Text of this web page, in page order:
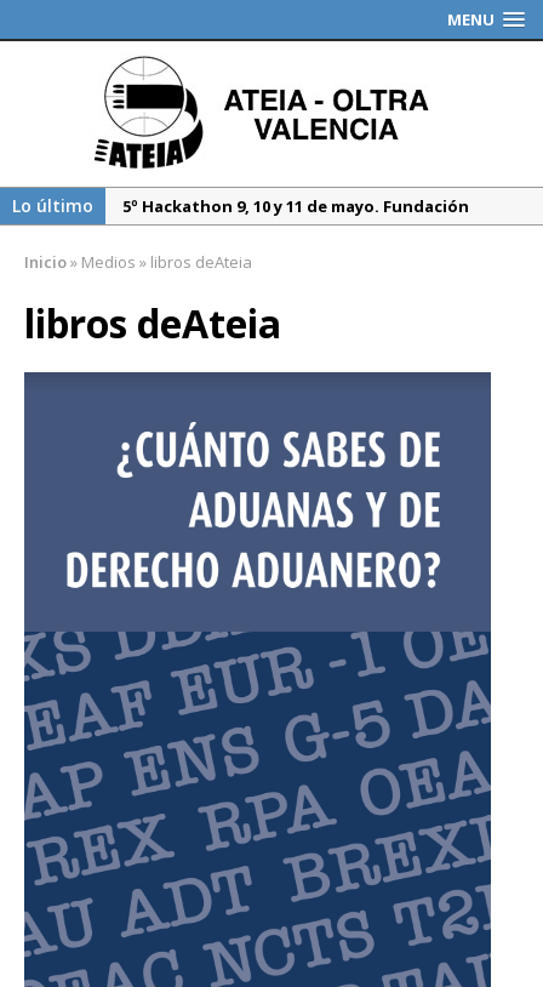
MENU
Lo último
5º Hackathon 9, 10 y 11 de mayo. Fundación
Borrador DGT, medidas especiales regulación
tráfico durante 2025
Propuesta del Nuevo CAU. Presentación AEAT
Inicio» Medios » libros deAteia
libros deAteia